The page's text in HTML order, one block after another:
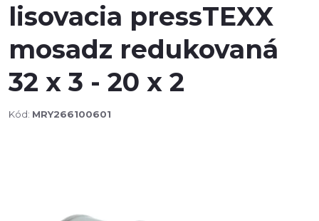
lisovacia pressTEXX
mosadz redukovaná
32 x 3 - 20 x 2
Kód: MRY266100601